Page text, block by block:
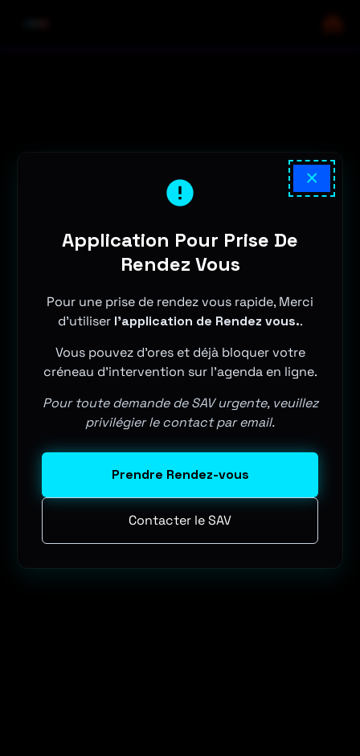
×
Application Pour Prise De
Rendez Vous
Pour une prise de rendez vous rapide, Merci
d'utiliser l'application de Rendez vous..
Vous pouvez d'ores et déjà bloquer votre
créneau d'intervention sur l'agenda en ligne.
Pour toute demande de SAV urgente, veuillez
privilégier le contact par email.
Prendre Rendez-vous
Contacter le SAV